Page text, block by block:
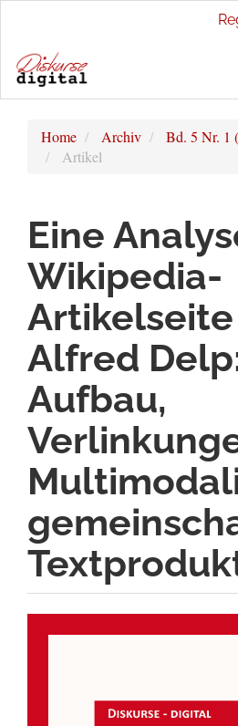
Sidebar
Home Archiv
Bd. 5 Nr. 1
Artikel
Eine
Wikipedia-
Artikelseite
Alfred
Aufbau,
Artikel-